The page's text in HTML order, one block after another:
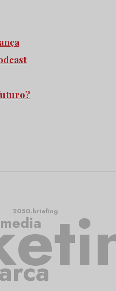
media
2050.briefing